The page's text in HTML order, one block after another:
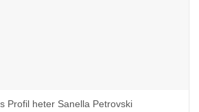
Profil heter Sanella Petrovski